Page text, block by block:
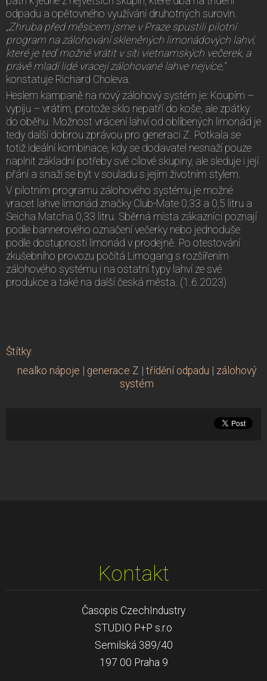
odpadu a opětovného využívání druhotných surovin.
„Zhruba před měsícem jsme v Praze spustili pilotní
program na zálohování skleněných limonádových lahví,
které je teď možné vrátit v síti vietnamských večerek, a
právě mladí lidé vracejí zálohované lahve nejvíce,”
konstatuje Richard Choleva.
Heslem kampaně na nový zálohový systém je: Koupím –
vypiju – vrátím, protože sklo nepatří do koše, ale zpátky
do oběhu. Možnost vrácení lahví od oblíbených limonád je
tedy další dobrou zprávou pro generaci Z. Potkala se
totiž ideální kombinace, kdy se dodavatel nesnaží pouze
naplnit základní potřeby své cílové skupiny, ale sleduje i její
přání a snaží se být v souladu s jejím životním stylem.
V pilotním programu zálohového systému je možné
vracet lahve limonád značky Club-Mate 0,33 a 0,5 litru a
Seicha Matcha 0,33 litru. Sběrná místa zákazníci poznají
podle bannerového označení večerky nebo jednoduše
podle dostupnosti limonád v prodejně. Po otestování
zkušebního provozu počítá Limogang s rozšířením
zálohového systému i na ostatní typy lahví ze své
produkce a také na další česká města. (1.6.2023)
Štítky:
nealko nápoje | generace Z | třídění odpadu | zálohový
systém
Kontakt
Časopis CzechIndustry
STUDIO P+P s.r.o
Semilská 389/40
197 00 Praha 9